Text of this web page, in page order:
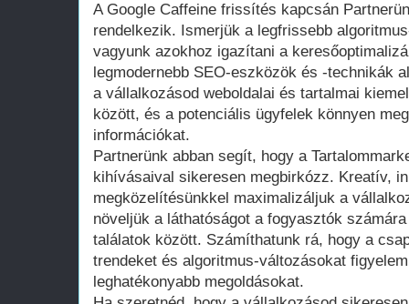
A Google Caffeine frissítés kapcsán
rendelkezik. Ismerjük a legfrissebb
vagyunk azokhoz igazítani a
legmodernebb SEO-eszközök és -technikák
a vállalkozásod weboldalai és tartalmai
között, és a potenciális ügyfelek könnyen
információkat.
Partnerünk abban segít, hogy a
kihívásaival sikeresen megbirkózz. Kreatív,
megközelítésünkkel maximalizáljuk a
növeljük a láthatóságot a fogyasztók
találatok között. Számíthatunk rá, hogy a
trendeket és algoritmus-változásokat
leghatékonyabb megoldásokat.